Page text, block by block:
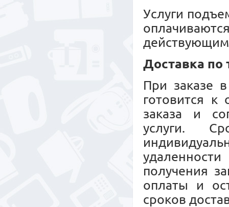
Услуги
Доставка по
При заказе
готовится
заказа и
услуги.
получения
оплаты и
сроков